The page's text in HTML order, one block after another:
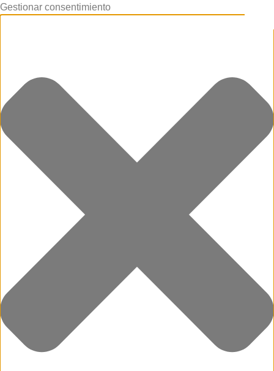
Gestionar consentimiento